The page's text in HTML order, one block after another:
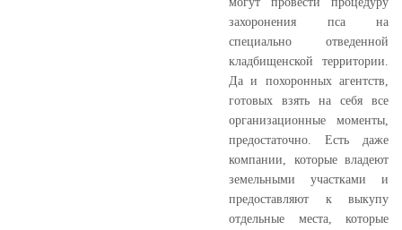
захоронения пса на
специально отведенной
кладбищенской территории.
Да и похоронных агентств,
готовых взять на себя все
организационные моменты,
предостаточно. Есть даже
компании, которые владеют
земельными участками и
предоставляют к выкупу
отдельные места, которые